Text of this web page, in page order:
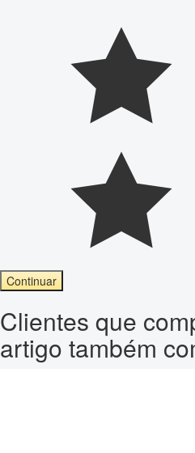
Continuar
Clientes que
artigo também